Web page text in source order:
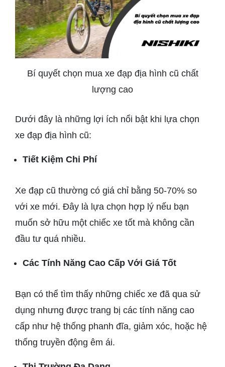
Bí quyết chọn mua xe đạp địa hình cũ chất
lượng cao
Dưới đây là những lợi ích nổi bật khi lựa chọn
xe đạp địa hình cũ:
Tiết Kiệm Chi Phí
Xe đạp cũ thường có giá chỉ bằng 50-70% so
với xe mới. Đây là lựa chọn hợp lý nếu bạn
muốn sở hữu một chiếc xe tốt mà không cần
đầu tư quá nhiều.
Các Tính Năng Cao Cấp Với Giá Tốt
Bạn có thể tìm thấy những chiếc xe đã qua sử
dụng nhưng được trang bị các tính năng cao
cấp như hệ thống phanh đĩa, giảm xóc, hoặc hệ
thống truyền động êm ái.